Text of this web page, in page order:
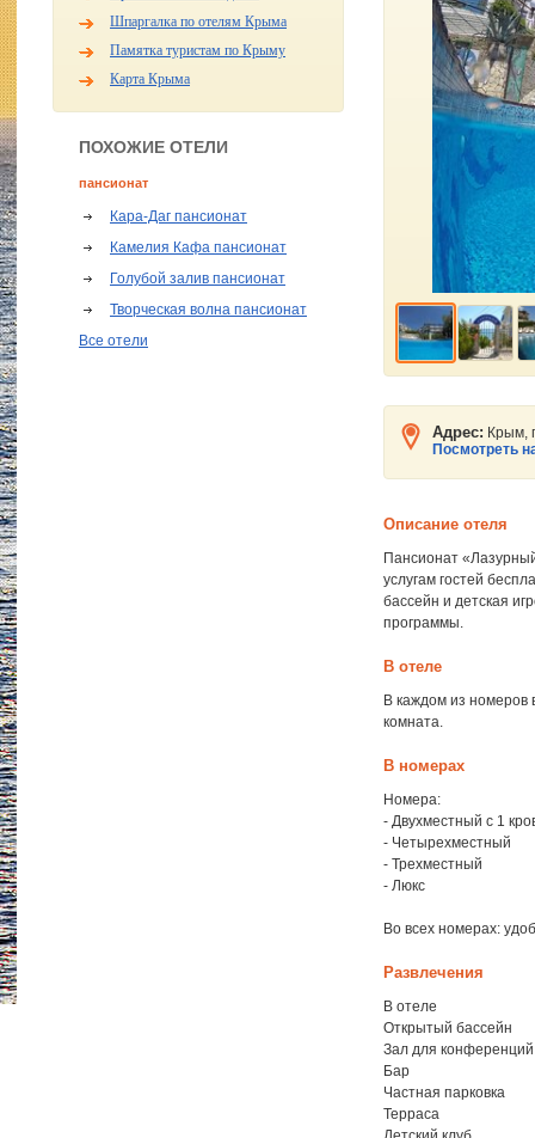
Шпаргалка по отелям Крыма
Памятка туристам по Крыму
Карта Крыма
ПОХОЖИЕ ОТЕЛИ
пансионат
Кара-Даг пансионат
Камелия Кафа пансионат
Голубой залив пансионат
Творческая волна пансионат
Все отели
Адрес: Крым,
Посмотреть
Описание отеля
Пансионат
услугам гостей
бассейн и детская
программы.
В отеле
В каждом из номеров
комната.
В номерах
Номера:
- Двухместный с 1
- Четырехместный
- Трехместный
- Люкс
Во всех номерах:
Развлечения
В отеле
Открытый бассейн
Зал для конференций
Бар
Частная парковка
Терраса